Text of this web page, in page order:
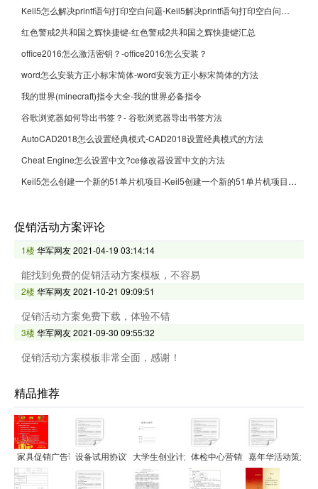
Keil5怎么解决printf语句打印空白问题-Keil5解决printf语句打印空白问题的方法
红色警戒2共和国之辉快捷键-红色警戒2共和国之辉快捷键汇总
office2016怎么激活密钥？-office2016怎么安装？
word怎么安装方正小标宋简体-word安装方正小标宋简体的方法
我的世界(minecraft)指令大全-我的世界必备指令
谷歌浏览器如何导出书签？- 谷歌浏览器导出书签方法
AutoCAD2018怎么设置经典模式-CAD2018设置经典模式的方法
Cheat Engine怎么设置中文?ce修改器设置中文的方法
Keil5怎么创建一个新的51单片机项目-Keil5创建一个新的51单片机项目的方法
促销活动方案评论
1楼华军网友2021-04-19 03:14:14
能找到免费的促销活动方案模板，不容易
2楼华军网友2021-10-21 09:09:51
促销活动方案免费下载，体验不错
3楼华军网友2021-09-30 09:55:32
促销活动方案模板非常全面，感谢！
精品推荐
家具促销广告语范文设备试用协议范文大学生创业计划书范文体检中心营销策划方案范文
嘉年华活动策划